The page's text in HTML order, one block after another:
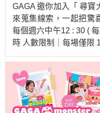
GAGA 邀你加入「 尋寶
來蒐集線索，一起把驚
每個週六中午12 : 30 (
時 人數限制｜每場僅限